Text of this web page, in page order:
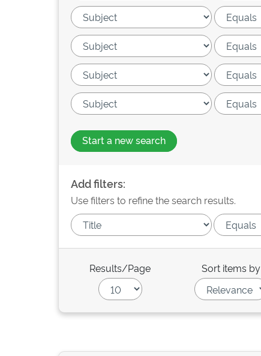
Start a new search
Add filters:
Use filters to refine the search results.
Results/Page Sort items by